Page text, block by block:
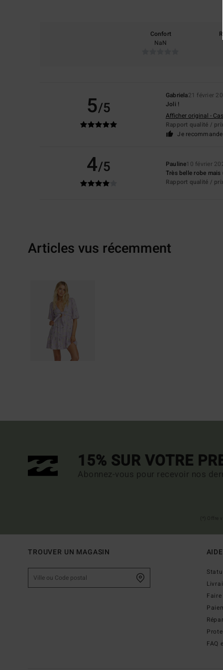
Confort
NaN
5/5
Gabriela21 février
Joli !
Afficher original -
Rapport qualité /
Je
4/5 Pauline10 février
Très belle robe
Rapport qualité /
Articles vus récemment
15% SUR VOTRE
Abonnez-vous pour recevoir nos
TROUVER UN MAGASIN AIDE
FAQ